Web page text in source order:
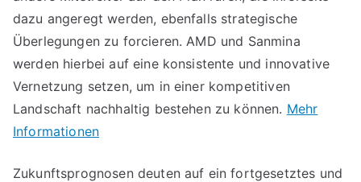
dazu angeregt werden, ebenfalls strategische
Überlegungen zu forcieren. AMD und Sanmina
werden hierbei auf eine konsistente und innovative
Vernetzung setzen, um in einer kompetitiven
Landschaft nachhaltig bestehen zu können. Mehr
Informationen
Zukunftsprognosen deuten auf ein fortgesetztes und